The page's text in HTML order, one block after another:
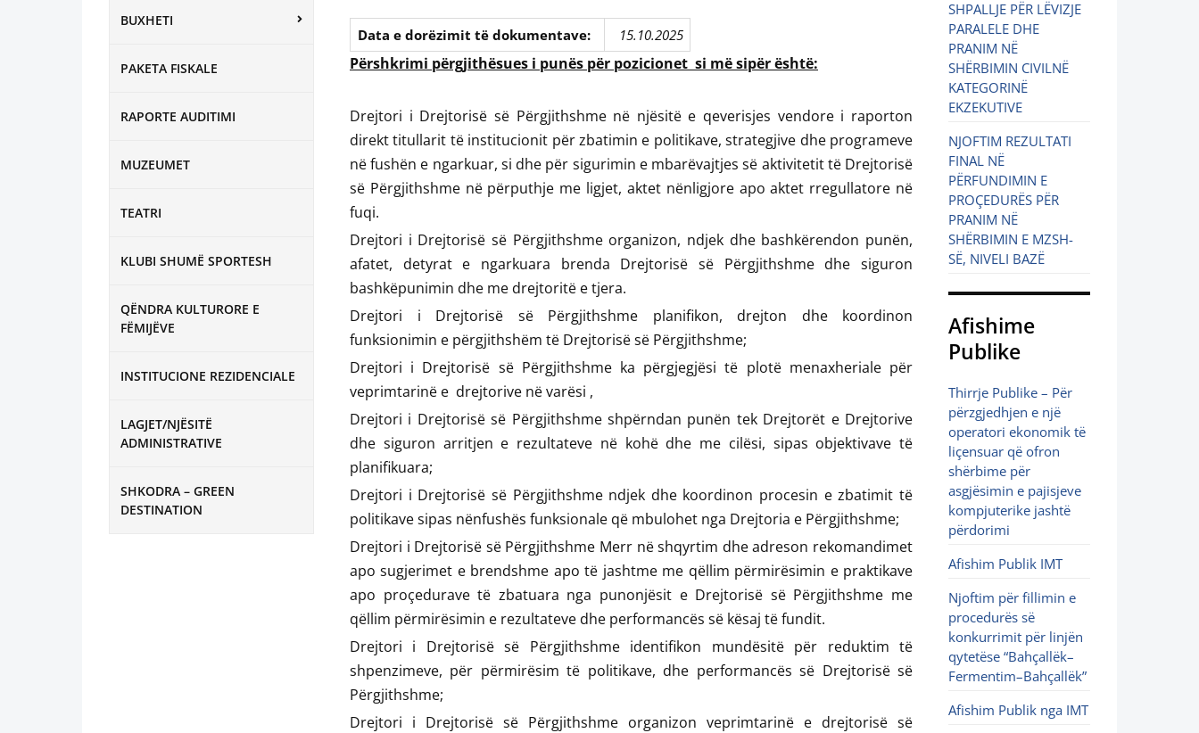
BUXHETI
PAKETA FISKALE
RAPORTE AUDITIMI
MUZEUMET
TEATRI
KLUBI SHUMË SPORTESH
QËNDRA KULTURORE E
FËMIJËVE
INSTITUCIONE REZIDENCIALE
LAGJET/NJËSITË
ADMINISTRATIVE
SHKODRA – GREEN
DESTINATION
Data e dorëzimit të dokumentave: 15.10.2025
Përshkrimi përgjithësues i punës për pozicionet si më sipër është:
Drejtori i Drejtorisë së Përgjithshme në njësitë e qeverisjes vendore i raporton
direkt titullarit të institucionit për zbatimin e politikave, strategjive dhe programeve
në fushën e ngarkuar, si dhe për sigurimin e mbarëvajtjes së aktivitetit të Drejtorisë
së Përgjithshme në përputhje me ligjet, aktet nënligjore apo aktet rregullatore në
fuqi.
Drejtori i Drejtorisë së Përgjithshme organizon, ndjek dhe bashkërendon punën,
afatet, detyrat e ngarkuara brenda Drejtorisë së Përgjithshme dhe siguron
bashkëpunimin dhe me drejtoritë e tjera.
Drejtori i Drejtorisë së Përgjithshme planifikon, drejton dhe koordinon
funksionimin e përgjithshëm të Drejtorisë së Përgjithshme;
Drejtori i Drejtorisë së Përgjithshme ka përgjegjësi të plotë menaxheriale për
veprimtarinë e drejtorive në varësi ,
Drejtori i Drejtorisë së Përgjithshme shpërndan punën tek Drejtorët e Drejtorive
dhe siguron arritjen e rezultateve në kohë dhe me cilësi, sipas objektivave të
planifikuara;
Drejtori i Drejtorisë së Përgjithshme ndjek dhe koordinon procesin e zbatimit të
politikave sipas nënfushës funksionale që mbulohet nga Drejtoria e Përgjithshme;
Drejtori i Drejtorisë së Përgjithshme Merr në shqyrtim dhe adreson rekomandimet
apo sugjerimet e brendshme apo të jashtme me qëllim përmirësimin e praktikave
apo proçedurave të zbatuara nga punonjësit e Drejtorisë së Përgjithshme me
qëllim përmirësimin e rezultateve dhe performancës së kësaj të fundit.
Drejtori i Drejtorisë së Përgjithshme identifikon mundësitë për reduktim të
shpenzimeve, për përmirësim të politikave, dhe performancës së Drejtorisë së
Përgjithshme;
Drejtori i Drejtorisë së Përgjithshme organizon veprimtarinë e drejtorisë së
SHPALLJE PËR LËVIZJE
PARALELE DHE
PRANIM NË
SHËRBIMIN CIVILNË
KATEGORINË
EKZEKUTIVE
NJOFTIM REZULTATI
FINAL NË
PËRFUNDIMIN E
PROÇEDURËS PËR
PRANIM NË
SHËRBIMIN E MZSH-
SË, NIVELI BAZË
Afishime
Publike
Thirrje Publike – Për
përzgjedhjen e një
operatori ekonomik të
liçensuar që ofron
shërbime për
asgjësimin e pajisjeve
kompjuterike jashtë
përdorimi
Afishim Publik IMT
Njoftim për fillimin e
procedurës së
konkurrimit për linjën
qytetëse “Bahçallëk–
Fermentim–Bahçallëk”
Afishim Publik nga IMT